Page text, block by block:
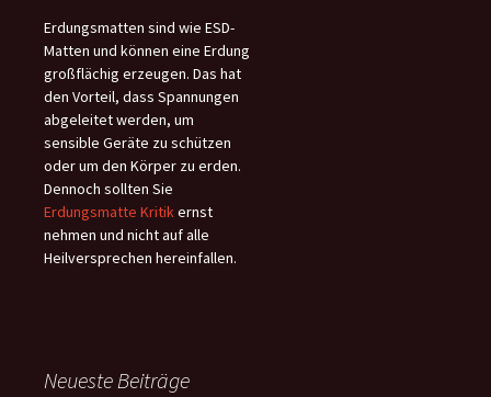
Erdungsmatten sind wie ESD-
Matten und können eine Erdung
großflächig erzeugen. Das hat
den Vorteil, dass Spannungen
abgeleitet werden, um
sensible Geräte zu schützen
oder um den Körper zu erden.
Dennoch sollten Sie
Erdungsmatte Kritikernst
nehmen und nicht auf alle
Heilversprechen hereinfallen.
Neueste Beiträge